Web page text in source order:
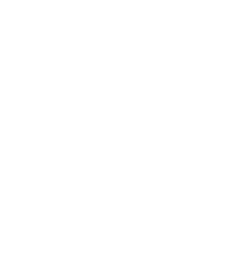
door middel van de
stoel op de meest
Je kindje zet je in de
de autogordel.
deze autostoel
in de hoogte. Zo geeft
de juiste plek. Met de
zit jouw kindje ook